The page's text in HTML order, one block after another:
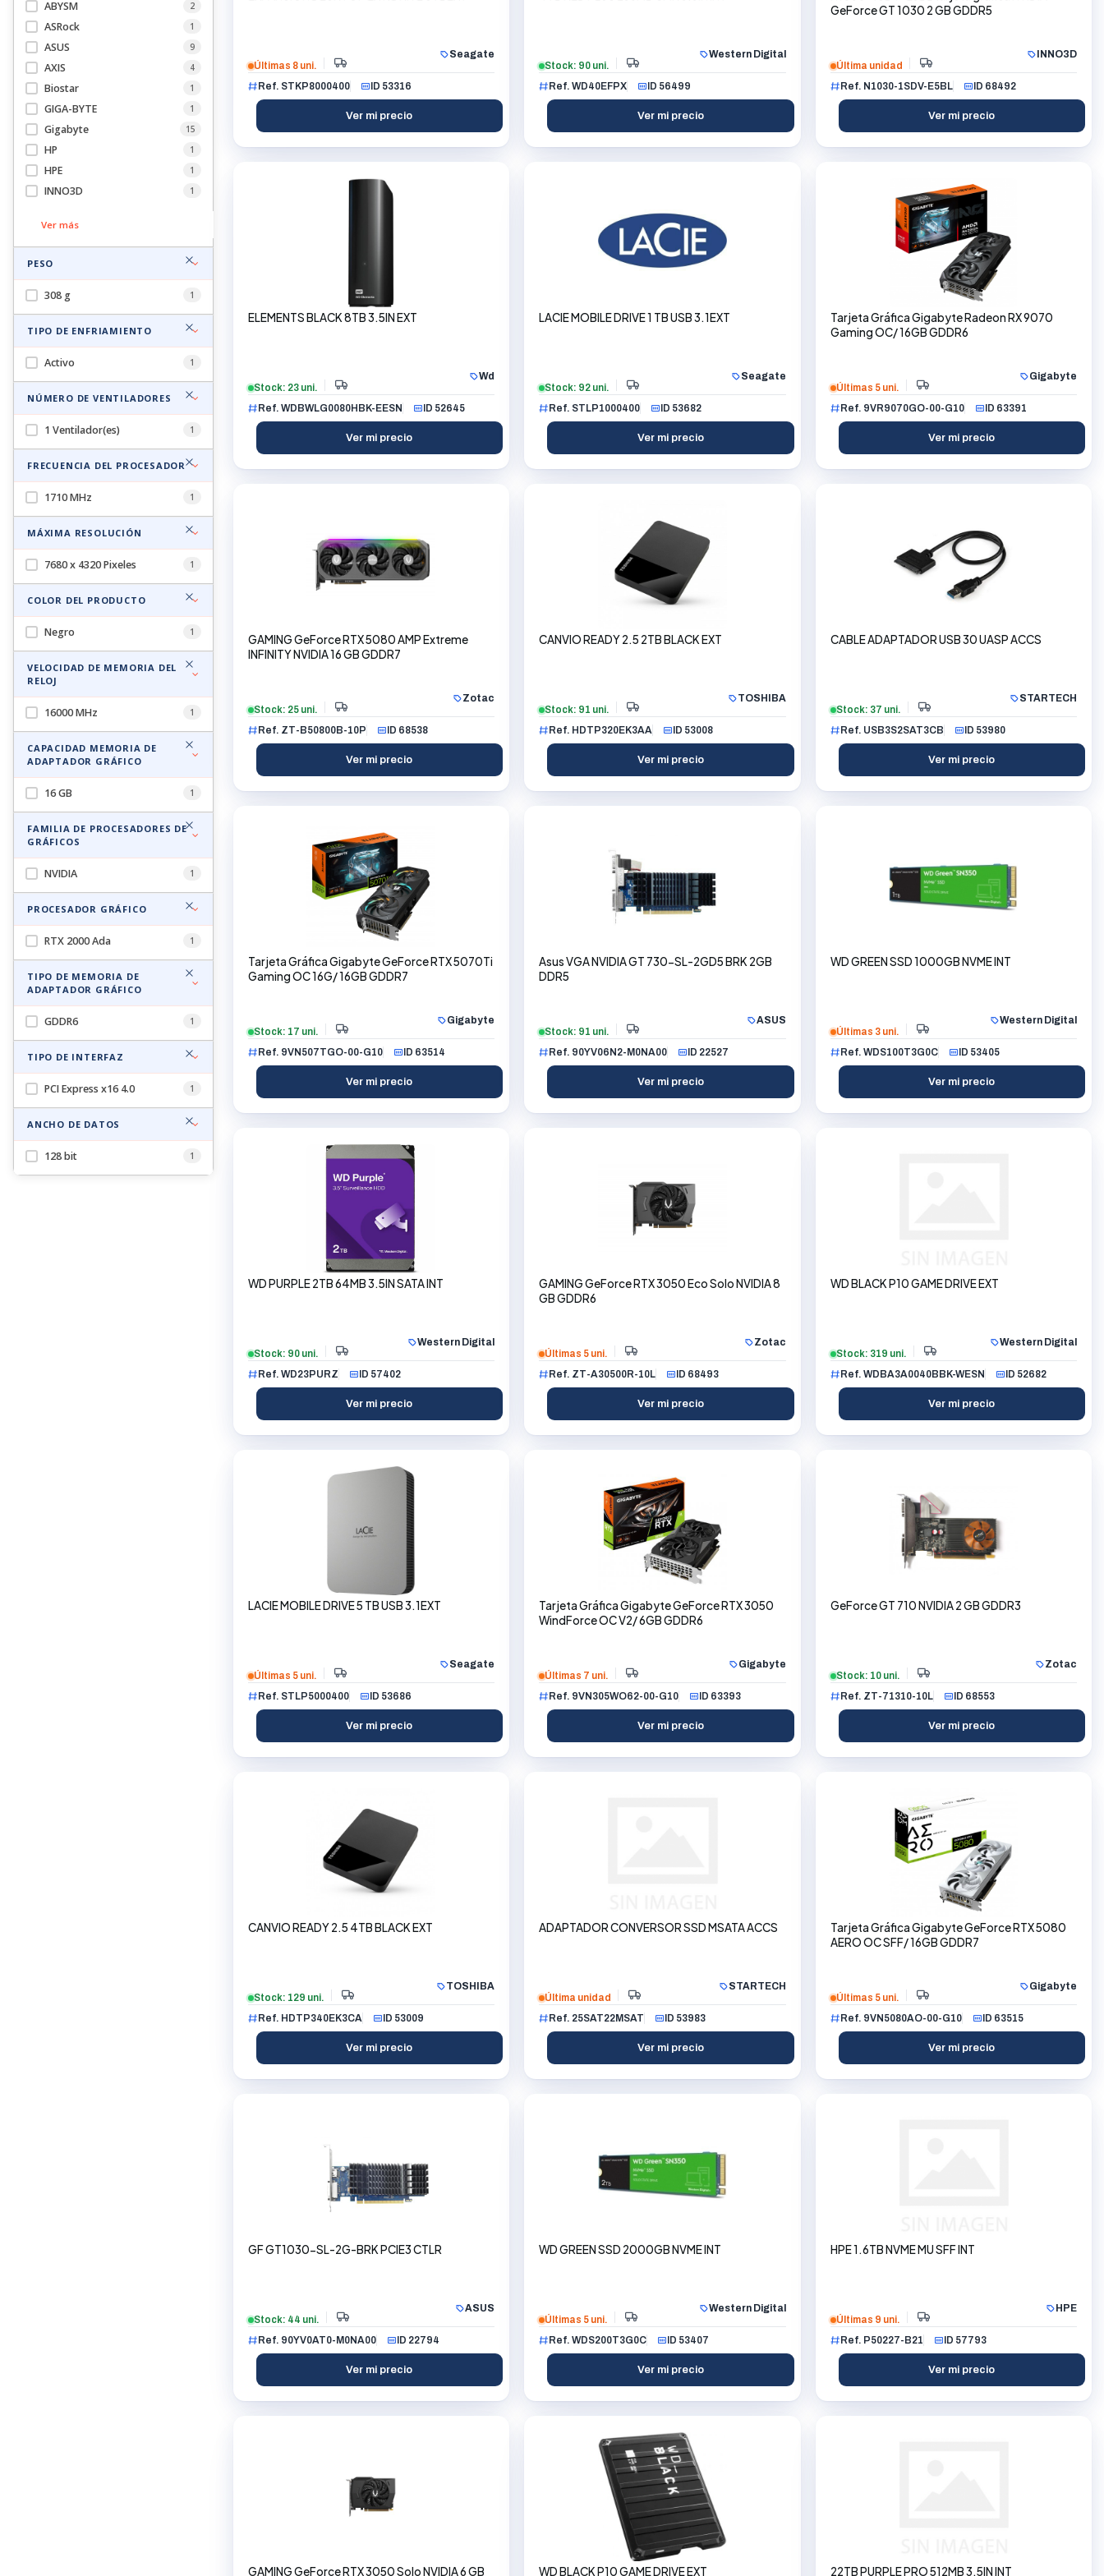
ABYSM 2
ASRock 1
ASUS 9
AXIS 4
Biostar 1
GIGA-BYTE 1
Gigabyte 15
HP 1
HPE 1
INNO3D 1
Ver más
PESO
308 g 1
TIPO DE ENFRIAMIENTO
Activo 1
NÚMERO DE VENTILADORES
1 Ventilador(es) 1
FRECUENCIA DEL PROCESADOR
1710 MHz 1
MÁXIMA RESOLUCIÓN
7680 x 4320 Pixeles 1
COLOR DEL PRODUCTO
Negro 1
VELOCIDAD DE MEMORIA DEL
RELOJ
16000 MHz 1
CAPACIDAD MEMORIA DE
ADAPTADOR GRÁFICO
16 GB 1
FAMILIA DE PROCESADORES DE
GRÁFICOS
NVIDIA 1
PROCESADOR GRÁFICO
RTX 2000 Ada 1
TIPO DE MEMORIA DE
ADAPTADOR GRÁFICO
GDDR6 1
TIPO DE INTERFAZ
PCI Express x16 4.0 1
ANCHO DE DATOS
128 bit 1
Seagate
Últimas 8 uni.
Ref. STKP8000400
ID 53316
Ver mi precio
Western Digital
Stock: 90 uni.
Ref. WD40EFPX
ID 56499
Ver mi precio
GeForce GT 1030 2 GB GDDR5
INNO3D
Última unidad
Ref. N1030-1SDV-E5BL
ID 68492
Ver mi precio
ELEMENTS BLACK 8TB 3.5IN EXT
Wd
Stock: 23 uni.
Ref. WDBWLG0080HBK-EESN
ID 52645
Ver mi precio
LACIE MOBILE DRIVE 1 TB USB 3.1EXT
Seagate
Stock: 92 uni.
Ref. STLP1000400
ID 53682
Ver mi precio
Tarjeta Gráfica Gigabyte Radeon RX 9070
Gaming OC/ 16GB GDDR6
Gigabyte
Últimas 5 uni.
Ref. 9VR9070GO-00-G10
ID 63391
Ver mi precio
GAMING GeForce RTX 5080 AMP Extreme
INFINITY NVIDIA 16 GB GDDR7
Zotac
Stock: 25 uni.
Ref. ZT-B50800B-10P
ID 68538
Ver mi precio
CANVIO READY 2.5 2TB BLACK EXT
TOSHIBA
Stock: 91 uni.
Ref. HDTP320EK3AA
ID 53008
Ver mi precio
CABLE ADAPTADOR USB 30 UASP ACCS
STARTECH
Stock: 37 uni.
Ref. USB3S2SAT3CB
ID 53980
Ver mi precio
Tarjeta Gráfica Gigabyte GeForce RTX 5070Ti
Gaming OC 16G/ 16GB GDDR7
Gigabyte
Stock: 17 uni.
Ref. 9VN507TGO-00-G10
ID 63514
Ver mi precio
Asus VGA NVIDIA GT 730-SL-2GD5 BRK 2GB
DDR5
ASUS
Stock: 91 uni.
Ref. 90YV06N2-M0NA00
ID 22527
Ver mi precio
WD GREEN SSD 1000GB NVME INT
Western Digital
Últimas 3 uni.
Ref. WDS100T3G0C
ID 53405
Ver mi precio
WD PURPLE 2TB 64MB 3.5IN SATA INT
Western Digital
Stock: 90 uni.
Ref. WD23PURZ
ID 57402
Ver mi precio
GAMING GeForce RTX 3050 Eco Solo NVIDIA 8
GB GDDR6
Zotac
Últimas 5 uni.
Ref. ZT-A30500R-10L
ID 68493
Ver mi precio
WD BLACK P10 GAME DRIVE EXT
Western Digital
Stock: 319 uni.
Ref. WDBA3A0040BBK-WESN
ID 52682
Ver mi precio
LACIE MOBILE DRIVE 5 TB USB 3.1EXT
Seagate
Últimas 5 uni.
Ref. STLP5000400
ID 53686
Ver mi precio
Tarjeta Gráfica Gigabyte GeForce RTX 3050
WindForce OC V2/ 6GB GDDR6
Gigabyte
Últimas 7 uni.
Ref. 9VN305WO62-00-G10
ID 63393
Ver mi precio
GeForce GT 710 NVIDIA 2 GB GDDR3
Zotac
Stock: 10 uni.
Ref. ZT-71310-10L
ID 68553
Ver mi precio
CANVIO READY 2.5 4TB BLACK EXT
TOSHIBA
Stock: 129 uni.
Ref. HDTP340EK3CA
ID 53009
Ver mi precio
ADAPTADOR CONVERSOR SSD MSATA ACCS
STARTECH
Última unidad
Ref. 25SAT22MSAT
ID 53983
Ver mi precio
Tarjeta Gráfica Gigabyte GeForce RTX 5080
AERO OC SFF/ 16GB GDDR7
Gigabyte
Últimas 5 uni.
Ref. 9VN5080AO-00-G10
ID 63515
Ver mi precio
GF GT1030-SL-2G-BRK PCIE3 CTLR
ASUS
Stock: 44 uni.
Ref. 90YV0AT0-M0NA00
ID 22794
Ver mi precio
WD GREEN SSD 2000GB NVME INT
Western Digital
Últimas 5 uni.
Ref. WDS200T3G0C
ID 53407
Ver mi precio
HPE 1.6TB NVME MU SFF INT
HPE
Últimas 9 uni.
Ref. P50227-B21
ID 57793
Ver mi precio
GAMING GeForce RTX 3050 Solo NVIDIA 6 GB WD BLACK P10 GAME DRIVE EXT 22TB PURPLE PRO 512MB 3.5IN INT